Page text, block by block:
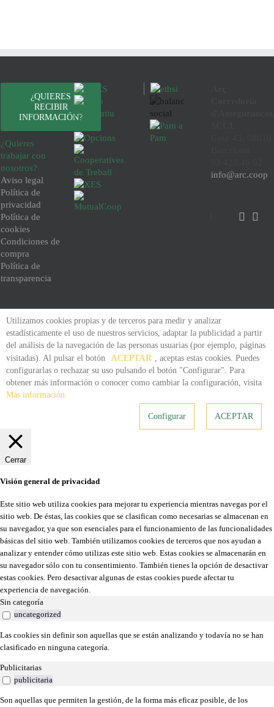
¿QUIERES
RECIBIR
INFORMACIÓN?
¿Quieres
trabajar con
nosotros?
Aviso legal
Política de
privacidad
Política de
cookies
Condiciones de
compra
Política de
transparencia
info@arc.coop
Utilizamos cookies propias y de terceros para medir y analizar
estadísticamente el uso de nuestros servicios, adaptar la publicidad a partir
del análisis de la navegación de las personas usuarias (por ejemplo, páginas
visitadas). Al pulsar el botón
ACEPTAR
, aceptas estas cookies. Puedes
configurarlas o rechazar su uso pulsando el botón "Configurar". Para
obtener más información o conocer como cambiar la configuración, visita
Más información.
Configurar ACEPTAR
Cerrar
Visión general de privacidad
Este sitio web utiliza cookies para mejorar tu experiencia mientras navegas por el
sitio web. De éstas, las cookies que se clasifican como necesarias se almacenan en
su navegador, ya que son esenciales para el funcionamiento de las funcionalidades
básicas del sitio web. También utilizamos cookies de terceros que nos ayudan a
analizar y entender cómo utilizas este sitio web. Estas cookies se almacenarán en
su navegador sólo con tu consentimiento. También tienes la opción de desactivar
estas cookies. Pero desactivar algunas de estas cookies puede afectar tu
experiencia de navegación.
Sin categoría
uncategorized
Las cookies sin definir son aquellas que se están analizando y todavía no se han
clasificado en ninguna categoría.
Publicitarias
publicitaria
Son aquellas que permiten la gestión, de la forma más eficaz posible, de los